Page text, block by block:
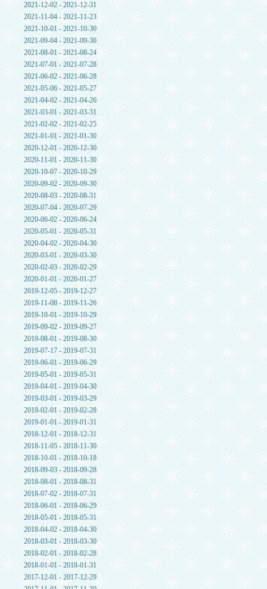
2021-12-02 - 2021-12-31
2021-11-04 - 2021-11-23
2021-10-01 - 2021-10-30
2021-09-04 - 2021-09-30
2021-08-01 - 2021-08-24
2021-07-01 - 2021-07-28
2021-06-02 - 2021-06-28
2021-05-06 - 2021-05-27
2021-04-02 - 2021-04-26
2021-03-01 - 2021-03-31
2021-02-02 - 2021-02-25
2021-01-01 - 2021-01-30
2020-12-01 - 2020-12-30
2020-11-01 - 2020-11-30
2020-10-07 - 2020-10-29
2020-09-02 - 2020-09-30
2020-08-03 - 2020-08-31
2020-07-04 - 2020-07-29
2020-06-02 - 2020-06-24
2020-05-01 - 2020-05-31
2020-04-02 - 2020-04-30
2020-03-01 - 2020-03-30
2020-02-03 - 2020-02-29
2020-01-01 - 2020-01-27
2019-12-05 - 2019-12-27
2019-11-08 - 2019-11-26
2019-10-01 - 2019-10-29
2019-09-02 - 2019-09-27
2019-08-01 - 2019-08-30
2019-07-17 - 2019-07-31
2019-06-01 - 2019-06-29
2019-05-01 - 2019-05-31
2019-04-01 - 2019-04-30
2019-03-01 - 2019-03-29
2019-02-01 - 2019-02-28
2019-01-01 - 2019-01-31
2018-12-01 - 2018-12-31
2018-11-05 - 2018-11-30
2018-10-01 - 2018-10-18
2018-09-03 - 2018-09-28
2018-08-01 - 2018-08-31
2018-07-02 - 2018-07-31
2018-06-01 - 2018-06-29
2018-05-01 - 2018-05-31
2018-04-02 - 2018-04-30
2018-03-01 - 2018-03-30
2018-02-01 - 2018-02-28
2018-01-01 - 2018-01-31
2017-12-01 - 2017-12-29